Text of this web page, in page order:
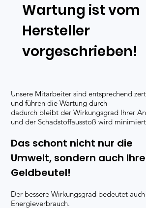
Wartung ist vom
Hersteller
vorgeschrieben!
Unsere Mitarbeiter sind entsprechend
und führen die Wartung durch
dadurch bleibt der Wirkungsgrad Ihrer
und der Schadstoffausstoß wird
Das schont nicht nur die
Umwelt, sondern auch
Geldbeutel!
Der bessere Wirkungsgrad bedeutet
Energieverbrauch.